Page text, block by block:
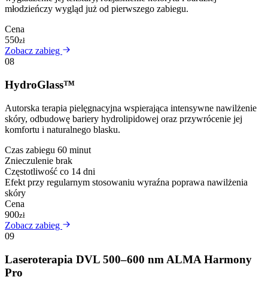
młodzieńczy wygląd już od pierwszego zabiegu.
Cena
550zł
Zobacz zabieg
08
HydroGlass™
Autorska terapia pielęgnacyjna wspierająca intensywne nawilżenie
skóry, odbudowę bariery hydrolipidowej oraz przywrócenie jej
komfortu i naturalnego blasku.
Czas zabiegu 60 minut
Znieczulenie brak
Częstotliwość co 14 dni
Efekt przy regularnym stosowaniu wyraźna poprawa nawilżenia
skóry
Cena
900zł
Zobacz zabieg
09
Laseroterapia DVL 500–600 nm ALMA Harmony
Pro